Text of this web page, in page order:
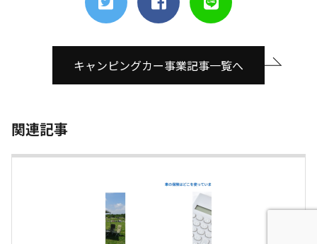
キャンピングカー事業記事一覧へ
関連記事